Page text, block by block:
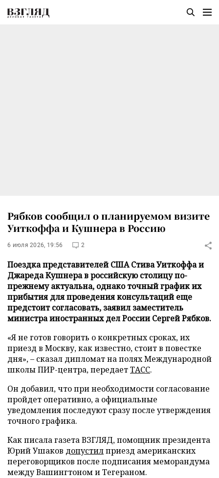
Рябков сообщил о планируемом визите
Уиткоффа и Кушнера в Россию
6 июля 2026, 19:56 2
Поездка представителей США Стива Уиткоффа и
Джареда Кушнера в российскую столицу по-
прежнему актуальна, однако точный график их
прибытия для проведения консультаций еще
предстоит согласовать, заявил заместитель
министра иностранных дел России Сергей Рябков.
«Я не готов говорить о конкретных сроках, их
приезд в Москву, как известно, стоит в повестке
дня», – сказал дипломат на полях Международной
школы ПИР-центра, передаетТАСС.
Он добавил, что при необходимости согласование
пройдет оперативно, а официальные
уведомления последуют сразу после утверждения
точного графика.
Как писала газета ВЗГЛЯД, помощник президента
Юрий Ушаков допустилприезд американских
переговорщиков после подписания меморандума
между Вашингтоном и Тегераном.